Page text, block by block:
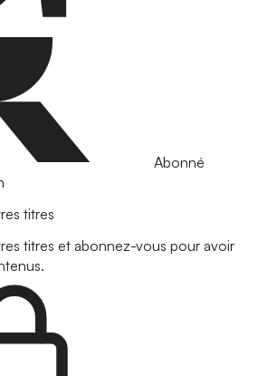
Abonné
titres
titres et abonnez-vous pour avoir